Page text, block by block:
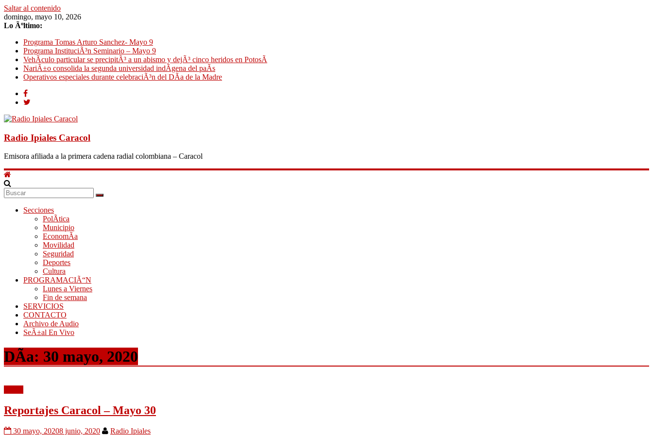
Saltar al contenido
domingo, mayo 10, 2026
Lo Ãºltimo:
Programa Tomas Arturo Sanchez- Mayo 9
Programa InstituciÃ³n Seminario – Mayo 9
VehÃ­culo particular se precipitÃ³ a un abismo y dejÃ³ cinco heridos en PotosÃ­
NariÃ±o consolida la segunda universidad indÃ­gena del paÃ­s
Operativos especiales durante celebraciÃ³n del DÃ­a de la Madre
Radio Ipiales Caracol
Emisora afiliada a la primera cadena radial colombiana – Caracol
Secciones
PolÃ­tica
Municipio
EconomÃ­a
Movilidad
Seguridad
Deportes
Cultura
PROGRAMACIÃ“N
Lunes a Viernes
Fin de semana
SERVICIOS
CONTACTO
Archivo de Audio
SeÃ±al En Vivo
DÃ­a: 30 mayo, 2020
Reportajes Caracol – Mayo 30
30 mayo, 20208 junio, 2020 Radio Ipiales